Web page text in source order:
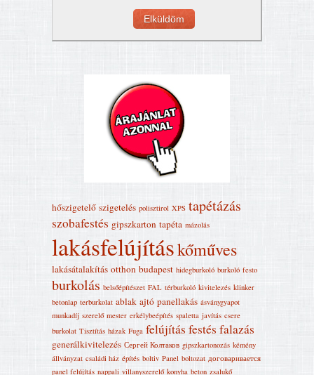
hőszigetelő szigetelés polisztirol XPS tapétázás
szobafestés gipszkarton tapéta mázolás
lakásfelújításkőműves
lakásátalakítás otthon budapest hidegburkoló burkoló festo
burkolás belsőépítészet FAL térburkoló kivitelezés klinker
betonlap terburkolat ablak ajtó panellakás ásványgyapot
munkadíj szerelő mester erkélybeépítés spaletta javítás csere
burkolat Tisztítás házak Fuga felújítás festés falazás
generálkivitelezés Сергей Колтаков gipszkartonozás kémény
állványzat családi ház építés boltiv Panel boltozat договаривается
panel felújítás nappali villanyszerelő konyha beton zsalukő